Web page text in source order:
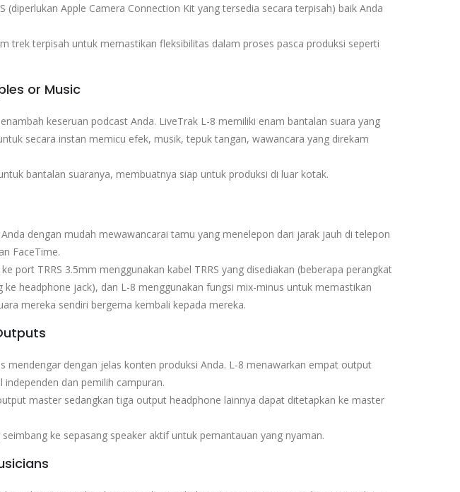
(diperlukan Apple Camera Connection Kit yang tersedia secara terpisah) baik Anda
trek terpisah untuk memastikan fleksibilitas dalam proses pasca produksi seperti
or Music
keseruan podcast Anda. LiveTrak L-8 memiliki enam bantalan suara yang
secara instan memicu efek, musik, tepuk tangan, wawancara yang direkam
bantalan suaranya, membuatnya siap untuk produksi di luar kotak.
dengan mudah mewawancarai tamu yang menelepon dari jarak jauh di telepon
FaceTime.
port TRRS 3.5mm menggunakan kabel TRRS yang disediakan (beberapa perangkat
headphone jack), dan L-8 menggunakan fungsi mix-minus untuk memastikan
mereka sendiri bergema kembali kepada mereka.
mendengar dengan jelas konten produksi Anda. L-8 menawarkan empat output
dan pemilih campuran.
master sedangkan tiga output headphone lainnya dapat ditetapkan ke master
ke sepasang speaker aktif untuk pemantauan yang nyaman.